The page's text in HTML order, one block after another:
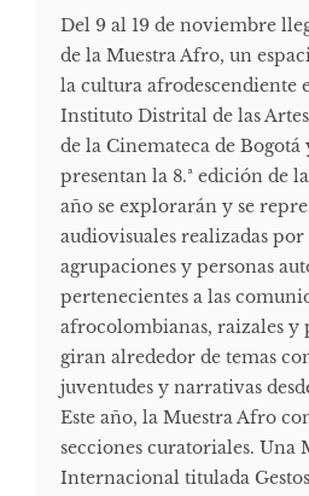
Del 9 al 19 de noviembre
de la Muestra Afro, un
la cultura afrodescendiente
Instituto Distrital de las
de la Cinemateca de
presentan la 8.ª edición de
año se explorarán y se
audiovisuales realizadas
agrupaciones y personas
pertenecientes a las
afrocolombianas, raizales y
giran alrededor de temas
juventudes y narrativas
Este año, la Muestra Afro
secciones curatoriales. Una
Internacional titulada